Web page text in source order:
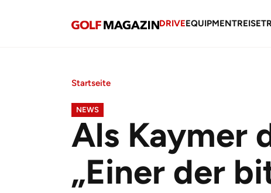
DRIVEEQUIPMENTREISE
Startseite
NEWS
Als Kaymer
„Einer der